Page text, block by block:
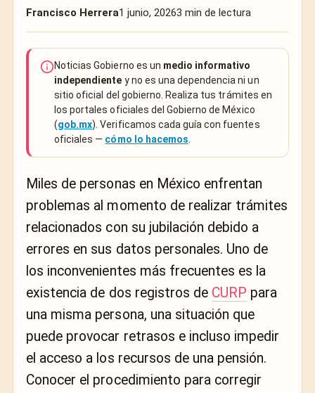
Francisco Herrera1 junio, 20263 min de lectura
Noticias Gobierno es un medio informativo
independiente y no es una dependencia ni un
sitio oficial del gobierno. Realiza tus trámites en
los portales oficiales del Gobierno de México
(gob.mx). Verificamos cada guía con fuentes
oficiales — cómo lo hacemos
Miles de personas en México enfrentan
problemas al momento de realizar trámites
relacionados con su jubilación debido a
errores en sus datos personales. Uno de
los inconvenientes más frecuentes es la
existencia de dos registros de CURP para
una misma persona, una situación que
puede provocar retrasos e incluso impedir
el acceso a los recursos de una pensión.
Conocer el procedimiento para corregir